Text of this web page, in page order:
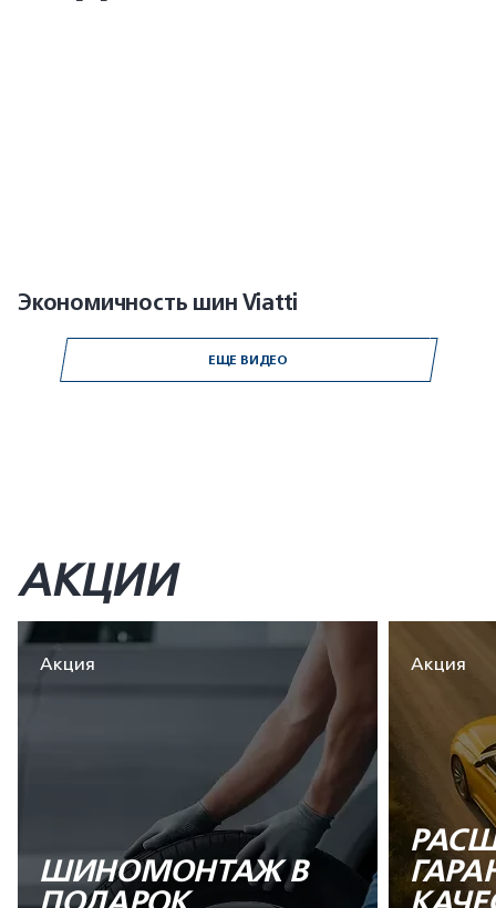
Экономичность шин Viatti
ЕЩЕ ВИДЕО
АКЦИИ
Акция
ШИНОМОНТАЖ В
Акция